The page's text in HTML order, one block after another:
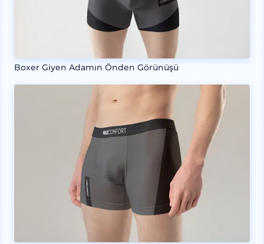
Boxer Giyen Adamın Önden Görünüşü